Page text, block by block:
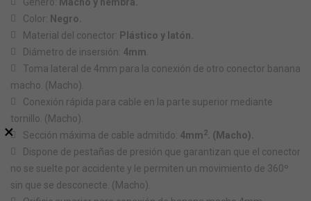
Color: Negro.
Material del conector: Plástico y latón.
Diámetro de insersión: 4mm
Toma lateral de 4mm para la conexión de otro conector banana
macho. (Macho).
Conexión rápida para cable en la parte superior mediante
tornillo. (Macho).
Sección máxima de cable admitido: 4mm2
. (Macho).
Dispone de pestañas de presión que garantizan que el conector
no se suelte por accidente y le permiten un movimiento de 360º
sin que se desconecte. (Macho).
×